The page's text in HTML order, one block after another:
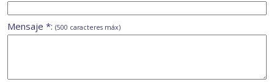
Mensaje *: (500 caracteres máx)